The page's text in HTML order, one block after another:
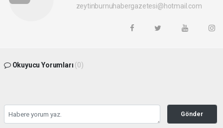
zeytinburnuhabergazetesi@hotmail.com
Okuyucu Yorumları (0)
Gönder